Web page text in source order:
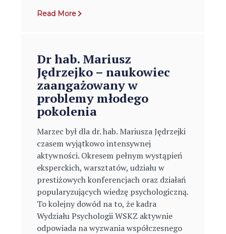
Read More
Dr hab. Mariusz
Jędrzejko – naukowiec
zaangażowany w
problemy młodego
pokolenia
Marzec był dla dr. hab. Mariusza Jędrzejki
czasem wyjątkowo intensywnej
aktywności. Okresem pełnym wystąpień
eksperckich, warsztatów, udziału w
prestiżowych konferencjach oraz działań
popularyzujących wiedzę psychologiczną.
To kolejny dowód na to, że kadra
Wydziału Psychologii WSKZ aktywnie
odpowiada na wyzwania współczesnego